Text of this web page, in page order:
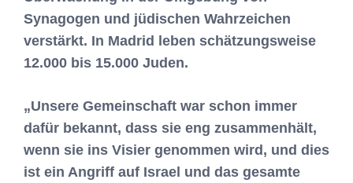
Synagogen und jüdischen Wahrzeichen
verstärkt. In Madrid leben schätzungsweise
12.000 bis 15.000 Juden.
„Unsere Gemeinschaft war schon immer
dafür bekannt, dass sie eng zusammenhält,
wenn sie ins Visier genommen wird, und dies
ist ein Angriff auf Israel und das gesamte